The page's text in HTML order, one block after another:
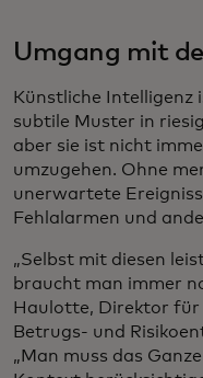
Umgang mit
Künstliche
subtile Muster in
aber sie ist nicht
umzugehen. Ohne
unerwartete
Fehlalarmen und
„Selbst mit diesen
braucht man immer
Haulotte, Direktor
Betrugs- und
„Man muss das